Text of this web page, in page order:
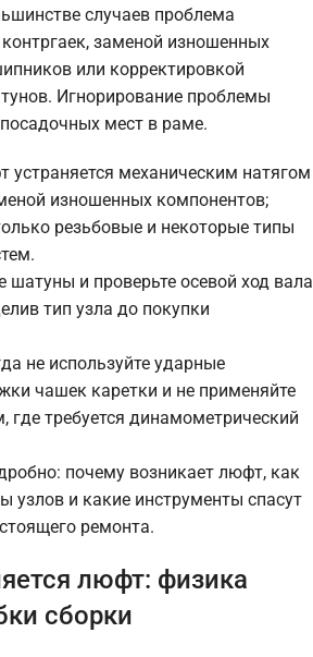
случаев проблема
заменой изношенных
или корректировкой
Игнорирование проблемы
мест в раме.
устраняется механическим натягом
изношенных компонентов;
резьбовые и некоторые типы
шатуны и проверьте осевой ход вала
тип узла до покупки
не используйте ударные
чашек каретки и не применяйте
где требуется динамометрический
почему возникает люфт, как
узлов и какие инструменты спасут
ремонта.
люфт: физика
сборки